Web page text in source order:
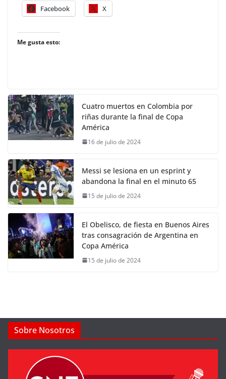
Facebook X
Me gusta esto:
Cuatro muertos en Colombia por
riñas durante la final de Copa
América
16 de julio de 2024
Messi se lesiona en un esprint y
abandona la final en el minuto 65
15 de julio de 2024
El Obelisco, de fiesta en Buenos Aires
tras consagración de Argentina en
Copa América
15 de julio de 2024
Sobre Nosotros